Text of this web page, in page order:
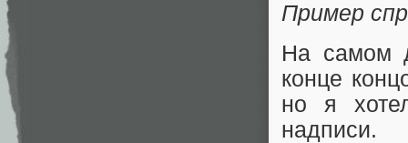
Пример
На самом
конце
но я
надписи.